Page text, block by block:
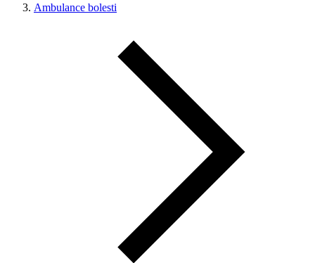
Ambulance bolesti